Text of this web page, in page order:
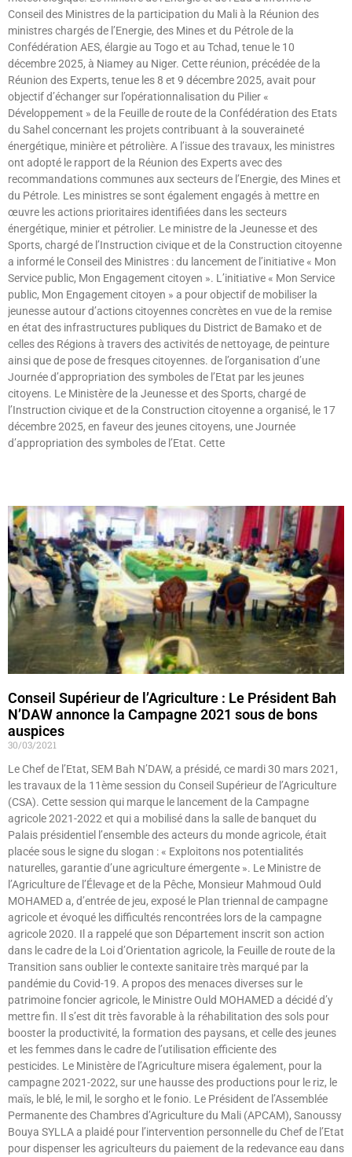
Conseil des Ministres de la participation du Mali à la Réunion des
ministres chargés de l’Energie, des Mines et du Pétrole de la
Confédération AES, élargie au Togo et au Tchad, tenue le 10
décembre 2025, à Niamey au Niger. Cette réunion, précédée de la
Réunion des Experts, tenue les 8 et 9 décembre 2025, avait pour
objectif d’échanger sur l’opérationnalisation du Pilier «
Développement » de la Feuille de route de la Confédération des Etats
du Sahel concernant les projets contribuant à la souveraineté
énergétique, minière et pétrolière. A l’issue des travaux, les ministres
ont adopté le rapport de la Réunion des Experts avec des
recommandations communes aux secteurs de l’Energie, des Mines et
du Pétrole. Les ministres se sont également engagés à mettre en
œuvre les actions prioritaires identifiées dans les secteurs
énergétique, minier et pétrolier. Le ministre de la Jeunesse et des
Sports, chargé de l’Instruction civique et de la Construction citoyenne
a informé le Conseil des Ministres : du lancement de l’initiative « Mon
Service public, Mon Engagement citoyen ». L’initiative « Mon Service
public, Mon Engagement citoyen » a pour objectif de mobiliser la
jeunesse autour d’actions citoyennes concrètes en vue de la remise
en état des infrastructures publiques du District de Bamako et de
celles des Régions à travers des activités de nettoyage, de peinture
ainsi que de pose de fresques citoyennes. de l’organisation d’une
Journée d’appropriation des symboles de l’Etat par les jeunes
citoyens. Le Ministère de la Jeunesse et des Sports, chargé de
l’Instruction civique et de la Construction citoyenne a organisé, le 17
décembre 2025, en faveur des jeunes citoyens, une Journée
d’appropriation des symboles de l’Etat. Cette
Conseil Supérieur de l’Agriculture : Le Président Bah
N’DAW annonce la Campagne 2021 sous de bons
auspices
30/03/2021
Le Chef de l’Etat, SEM Bah N’DAW, a présidé, ce mardi 30 mars 2021,
les travaux de la 11ème session du Conseil Supérieur de l’Agriculture
(CSA). Cette session qui marque le lancement de la Campagne
agricole 2021-2022 et qui a mobilisé dans la salle de banquet du
Palais présidentiel l’ensemble des acteurs du monde agricole, était
placée sous le signe du slogan : « Exploitons nos potentialités
naturelles, garantie d’une agriculture émergente ». Le Ministre de
l’Agriculture de l’Élevage et de la Pêche, Monsieur Mahmoud Ould
MOHAMED a, d’entrée de jeu, exposé le Plan triennal de campagne
agricole et évoqué les difficultés rencontrées lors de la campagne
agricole 2020. Il a rappelé que son Département inscrit son action
dans le cadre de la Loi d’Orientation agricole, la Feuille de route de la
Transition sans oublier le contexte sanitaire très marqué par la
pandémie du Covid-19. A propos des menaces diverses sur le
patrimoine foncier agricole, le Ministre Ould MOHAMED a décidé d’y
mettre fin. Il s’est dit très favorable à la réhabilitation des sols pour
booster la productivité, la formation des paysans, et celle des jeunes
et les femmes dans le cadre de l’utilisation efficiente des
pesticides. Le Ministère de l’Agriculture misera également, pour la
campagne 2021-2022, sur une hausse des productions pour le riz, le
maïs, le blé, le mil, le sorgho et le fonio. Le Président de l’Assemblée
Permanente des Chambres d’Agriculture du Mali (APCAM), Sanoussy
Bouya SYLLA a plaidé pour l’intervention personnelle du Chef de l’Etat
pour dispenser les agriculteurs du paiement de la redevance eau dans